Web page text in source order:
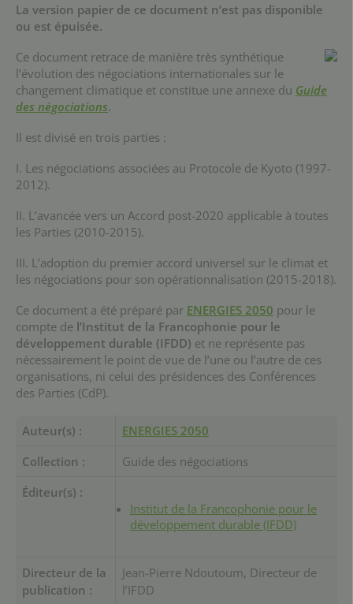
La version papier de ce document n’est pas disponible
ou est épuisée.
Ce document retrace de manière très synthétique
l’évolution des négociations internationales sur le
changement climatique et constitue une annexe du Guide
des négociations.
Il est divisé en trois parties :
I. Les négociations associées au Protocole de Kyoto (1997-
2012).
II. L’avancée vers un Accord post-2020 applicable à toutes
les Parties (2010-2015).
III. L’adoption du premier accord universel sur le climat et
les négociations pour son opérationnalisation (2015-2018).
Ce document a été préparé par ENERGIES 2050 pour le
compte de l’Institut de la Francophonie pour le
développement durable (IFDD) et ne représente pas
nécessairement le point de vue de l’une ou l’autre de ces
organisations, ni celui des présidences des Conférences
des Parties (CdP).
Auteur(s) :
ENERGIES 2050
Collection :
Guide des négociations
Éditeur(s) :
Institut de la Francophonie pour le
développement durable (IFDD)
Directeur de la
publication :
Jean-Pierre Ndoutoum, Directeur de
l’IFDD